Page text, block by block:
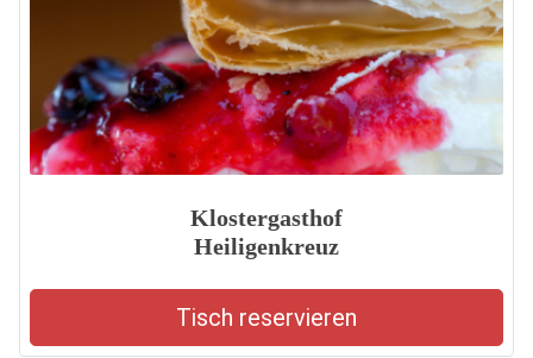
Klostergasthof
Heiligenkreuz
Tisch reservieren